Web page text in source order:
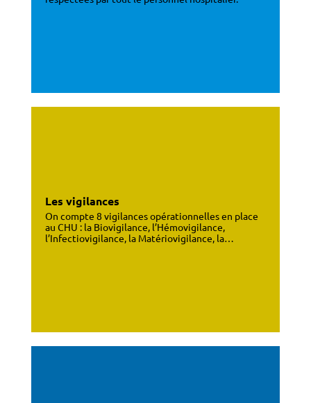
Les vigilances
On compte 8 vigilances opérationnelles en place
au CHU : la Biovigilance, l’Hémovigilance,
l’Infectiovigilance, la Matériovigilance, la…